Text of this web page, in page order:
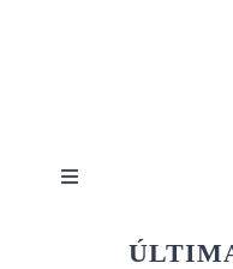
Toggle